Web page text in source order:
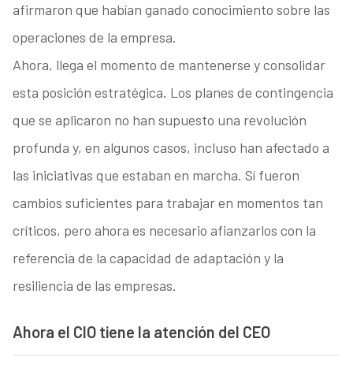
afirmaron que habían ganado conocimiento sobre las
operaciones de la empresa.
Ahora, llega el momento de mantenerse y consolidar
esta posición estratégica. Los planes de contingencia
que se aplicaron no han supuesto una revolución
profunda y, en algunos casos, incluso han afectado a
las iniciativas que estaban en marcha. Sí fueron
cambios suficientes para trabajar en momentos tan
críticos, pero ahora es necesario afianzarlos con la
referencia de la capacidad de adaptación y la
resiliencia de las empresas.
Ahora el CIO tiene la atención del CEO